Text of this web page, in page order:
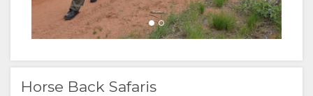
Horse Back Safaris